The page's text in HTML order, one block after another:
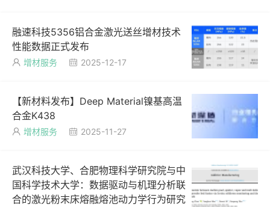
融速科技5356铝合金激光送丝增材技术
性能数据正式发布
 增材服务  2025-12-17
【新材料发布】Deep Material镍基高温
合金K438
 增材服务  2025-11-27
武汉科技大学、合肥物理科学研究院与中
国科学技术大学：数据驱动与机理分析联
合的激光粉末床熔融熔池动力学行为研究